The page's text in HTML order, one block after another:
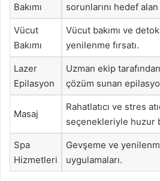
Bakımı
sorunlarını hedef
Vücut
Bakımı
Vücut bakımı ve
yenilenme fırsatı.
Lazer
Epilasyon
Uzman ekip
çözüm sunan
Masaj
Rahatlatıcı ve stres
seçenekleriyle huzur
Spa
Hizmetleri
Gevşeme ve
uygulamaları.